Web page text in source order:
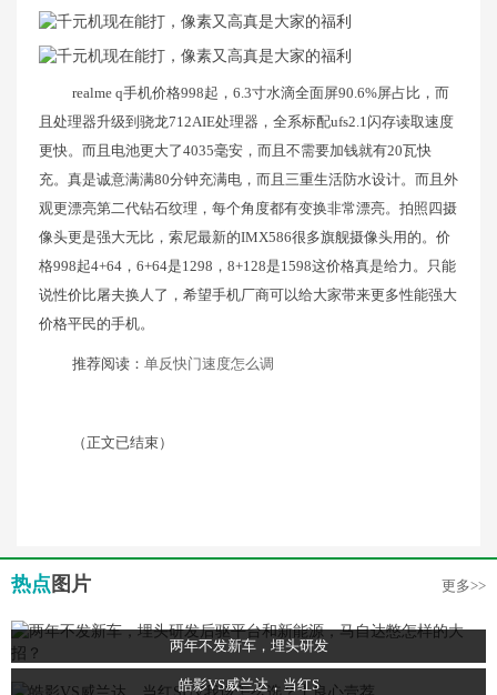
realme q手机价格998起，6.3寸水滴全面屏90.6%屏占比，而
且处理器升级到骁龙712AIE处理器，全系标配ufs2.1闪存读取速度
更快。而且电池更大了4035毫安，而且不需要加钱就有20瓦快
充。真是诚意满满80分钟充满电，而且三重生活防水设计。而且外
观更漂亮第二代钻石纹理，每个角度都有变换非常漂亮。拍照四摄
像头更是强大无比，索尼最新的IMX586很多旗舰摄像头用的。价
格998起4+64，6+64是1298，8+128是1598这价格真是给力。只能
说性价比屠夫换人了，希望手机厂商可以给大家带来更多性能强大
价格平民的手机。
推荐阅读： 单反快门速度怎么调
（正文已结束）
热点 图片 更多>>
两年不发新车，埋头研发
皓影VS威兰达，当红S